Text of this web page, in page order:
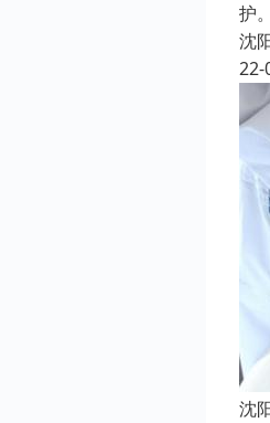
护
沈
22-
沈